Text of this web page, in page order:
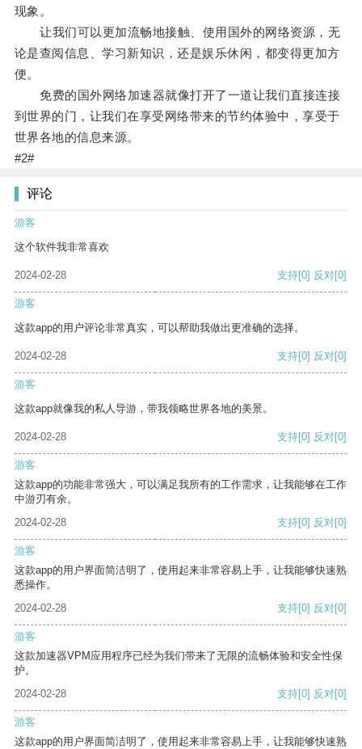
现象。
让我们可以更加流畅地接触、使用国外的网络资源，无
论是查阅信息、学习新知识，还是娱乐休闲，都变得更加方
便。
免费的国外网络加速器就像打开了一道让我们直接连接
到世界的门，让我们在享受网络带来的节约体验中，享受于
世界各地的信息来源。
#2#
评论
游客
这个软件我非常喜欢
2024-02-28 支持[0] 反对[0]
游客
这款app的用户评论非常真实，可以帮助我做出更准确的选择。
2024-02-28 支持[0] 反对[0]
游客
这款app就像我的私人导游，带我领略世界各地的美景。
2024-02-28 支持[0] 反对[0]
游客
这款app的功能非常强大，可以满足我所有的工作需求，让我能够在工作
中游刃有余。
2024-02-28
支持[0] 反对[0]
游客
这款app的用户界面简洁明了，使用起来非常容易上手，让我能够快速熟
悉操作。
2024-02-28
支持[0] 反对[0]
游客
这款加速器VPM应用程序已经为我们带来了无限的流畅体验和安全性保
护。
2024-02-28
支持[0] 反对[0]
游客
这款app的用户界面简洁明了，使用起来非常容易上手，让我能够快速熟